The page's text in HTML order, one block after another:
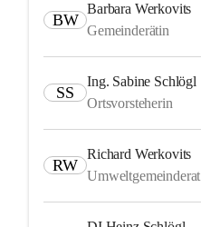
BW
Barbara Werkovits
Gemeinderätin
SS
Ing. Sabine Schlögl
Ortsvorsteherin
RW
Richard Werkovits
Umweltgemeinderat